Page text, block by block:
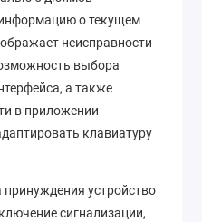
о текущем
неисправности
выбора
а также
в приложении
клавиатуру
устройство
сигнализации,